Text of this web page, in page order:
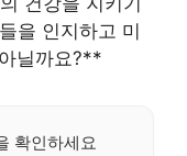
을 인지하고 미
닐까요?**
확인하세요